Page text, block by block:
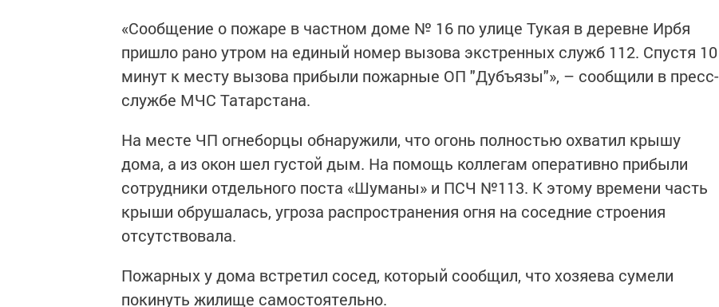
«Сообщение о пожаре в частном доме № 16 по улице Тукая в деревне Ирбя
пришло рано утром на единый номер вызова экстренных служб 112. Спустя 10
минут к месту вызова прибыли пожарные ОП "Дубъязы"», – сообщили в пресс-
службе МЧС Татарстана.
На месте ЧП огнеборцы обнаружили, что огонь полностью охватил крышу
дома, а из окон шел густой дым. На помощь коллегам оперативно прибыли
сотрудники отдельного поста «Шуманы» и ПСЧ №113. К этому времени часть
крыши обрушалась, угроза распространения огня на соседние строения
отсутствовала.
Пожарных у дома встретил сосед, который сообщил, что хозяева сумели
покинуть жилище самостоятельно.